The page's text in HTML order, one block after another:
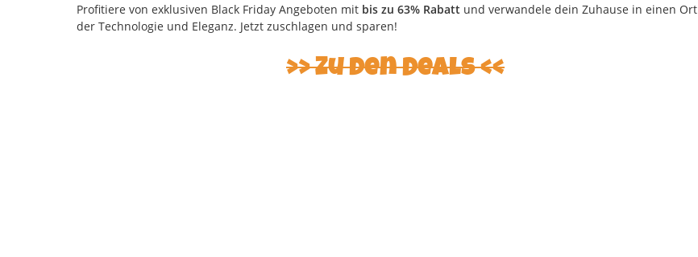
Profitiere von exklusiven Black Friday Angeboten mit bis zu 63% Rabatt und verwandele dein Zuhause in einen Ort
der Technologie und Eleganz. Jetzt zuschlagen und sparen!
Zu den Deals